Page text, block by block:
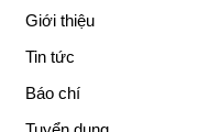
Giới thiệu
Tin tức
Báo chí